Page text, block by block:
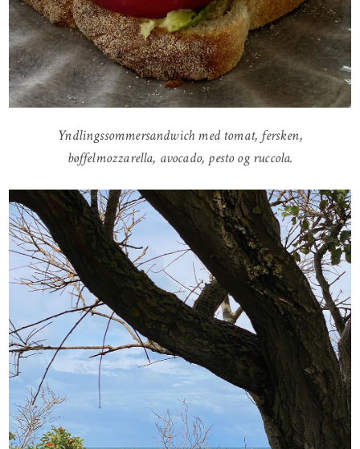
Yndlingssommersandwich med tomat, fersken,
bøffelmozzarella, avocado, pesto og ruccola.